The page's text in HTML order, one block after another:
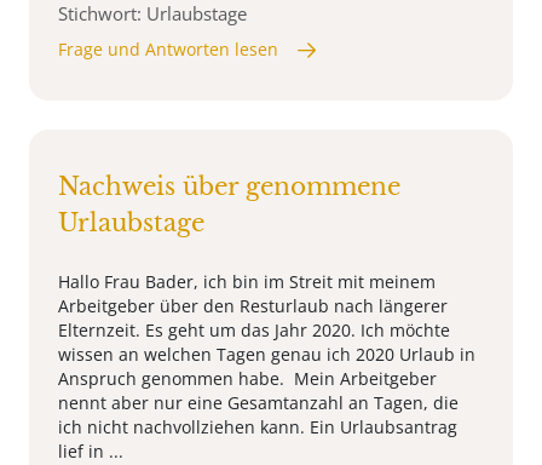
Stichwort: Urlaubstage
Frage und Antworten lesen
Nachweis über genommene
Urlaubstage
Hallo Frau Bader, ich bin im Streit mit meinem
Arbeitgeber über den Resturlaub nach längerer
Elternzeit. Es geht um das Jahr 2020. Ich möchte
wissen an welchen Tagen genau ich 2020 Urlaub in
Anspruch genommen habe. Mein Arbeitgeber
nennt aber nur eine Gesamtanzahl an Tagen, die
ich nicht nachvollziehen kann. Ein Urlaubsantrag
lief in ...